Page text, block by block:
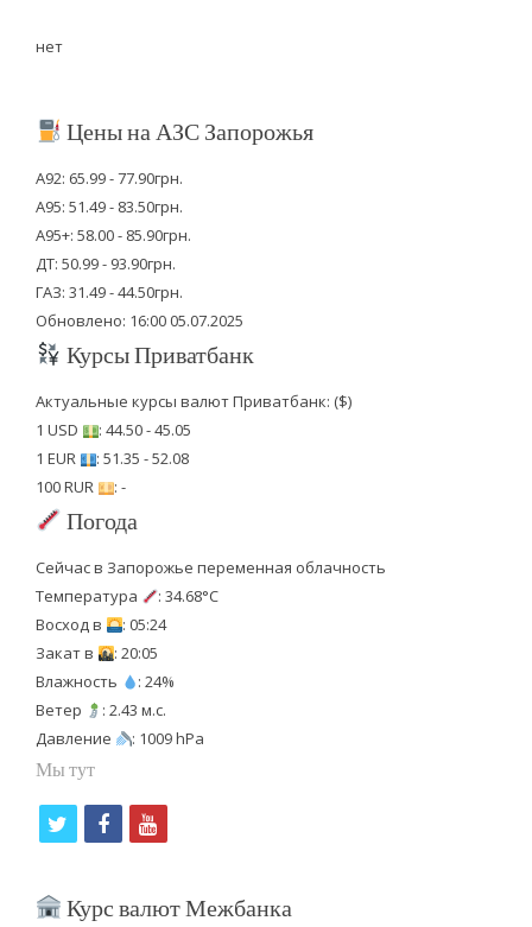
нет
Цены на АЗС Запорожья
А92: 65.99 - 77.90грн.
А95: 51.49 - 83.50грн.
А95+: 58.00 - 85.90грн.
ДТ: 50.99 - 93.90грн.
ГАЗ: 31.49 - 44.50грн.
Обновлено: 16:00 05.07.2025
Курсы Приватбанк
Актуальные курсы валют Приватбанк: ($)
1 USD
: 44.50 - 45.05
1 EUR
: 51.35 - 52.08
100 RUR
: -
Погода
Сейчас в Запорожье переменная облачность
Температура
: 34.68°C
Восход в
: 05:24
Закат в
: 20:05
Влажность
: 24%
Ветер
: 2.43 м.с.
Давление
: 1009 hPa
Мы тут
i
f
c
y
u
Курс валют Межбанка